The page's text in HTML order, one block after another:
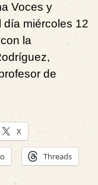
Voces y
día miércoles 12
la
de
X
Threads